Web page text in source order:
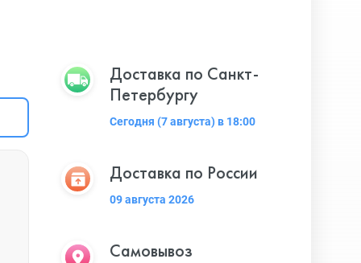
Доставка по Санкт-
Петербургу
Сегодня (7 августа) в 18:00
Доставка по России
09 августа 2026
Самовывоз